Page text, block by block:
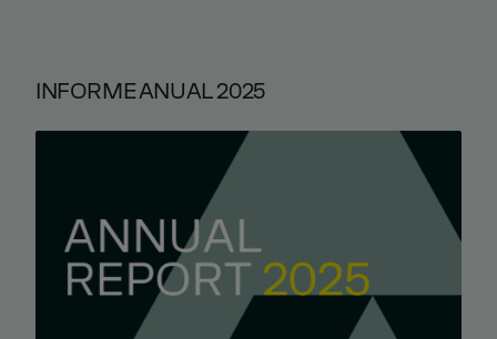
INFORME ANUAL 2025